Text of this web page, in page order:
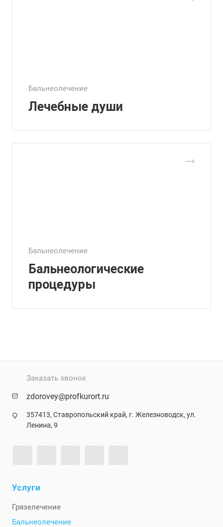
Бальнеолечение
Лечебные души
Бальнеолечение
Бальнеологические
процедуры
Заказать звонок
zdorovey@profkurort.ru
357413, Ставропольский край, г. Железноводск, ул.
Ленина, 9
Услуги
Грязелечение
Бальнеолечение